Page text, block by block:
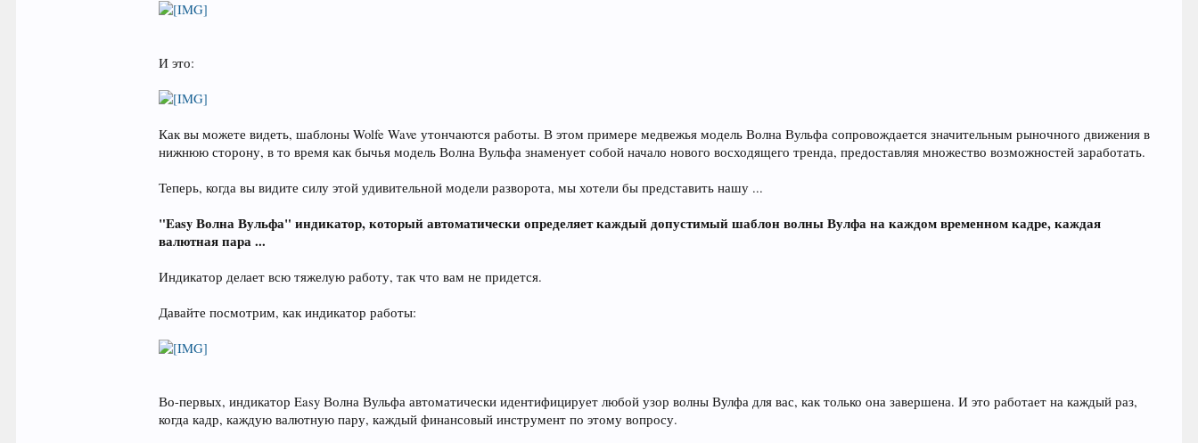
И это:
Как вы можете видеть, шаблоны Wolfe Wave утончаются работы. В этом примере медвежья модель Волна Вульфа сопровождается значительным рыночного движения в
нижнюю сторону, в то время как бычья модель Волна Вульфа знаменует собой начало нового восходящего тренда, предоставляя множество возможностей заработать.
Теперь, когда вы видите силу этой удивительной модели разворота, мы хотели бы представить нашу ...
"Easy Волна Вульфа" индикатор, который автоматически определяет каждый допустимый шаблон волны Вулфа на каждом временном кадре, каждая
валютная пара ...
Индикатор делает всю тяжелую работу, так что вам не придется.
Давайте посмотрим, как индикатор работы:
Во-первых, индикатор Easy Волна Вульфа автоматически идентифицирует любой узор волны Вулфа для вас, как только она завершена. И это работает на каждый раз,
когда кадр, каждую валютную пару, каждый финансовый инструмент по этому вопросу.